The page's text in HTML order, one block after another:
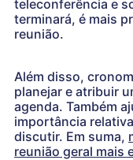
teleconferência e
terminará, é mais
reunião.
Além disso,
planejar e atribuir
agenda. Também
importância
discutir. Em suma,
reunião geral mais